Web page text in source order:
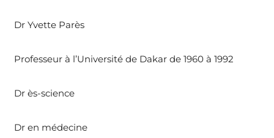
Dr Yvette Parès
Professeur à l’Université de Dakar de 1960 à 1992
Dr ès-science
Dr en médecine